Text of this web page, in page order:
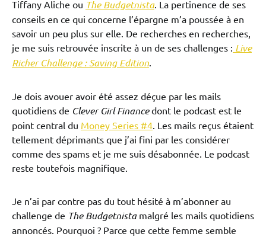
Tiffany Aliche ou The Budgetnista. La pertinence de ses
conseils en ce qui concerne l’épargne m’a poussée à en
savoir un peu plus sur elle. De recherches en recherches,
je me suis retrouvée inscrite à un de ses challenges : Live
Richer Challenge : Saving Edition.
Je dois avouer avoir été assez déçue par les mails
quotidiens de Clever Girl Financedont le podcast est le
point central du Money Series #4. Les mails reçus étaient
tellement déprimants que j’ai fini par les considérer
comme des spams et je me suis désabonnée. Le podcast
reste toutefois magnifique.
Je n’ai par contre pas du tout hésité à m’abonner au
challenge de The Budgetnistamalgré les mails quotidiens
annoncés. Pourquoi ? Parce que cette femme semble